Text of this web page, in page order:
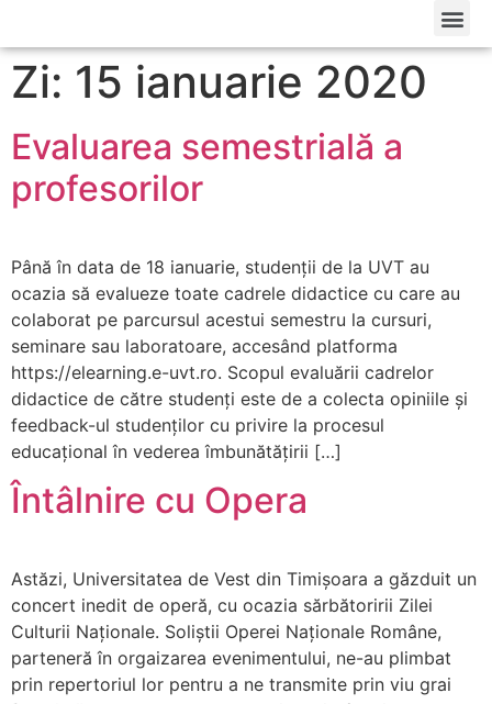
Zi: 15 ianuarie 2020
Evaluarea semestrială a
profesorilor
Până în data de 18 ianuarie, studenții de la UVT au
ocazia să evalueze toate cadrele didactice cu care au
colaborat pe parcursul acestui semestru la cursuri,
seminare sau laboratoare, accesând platforma
https://elearning.e-uvt.ro. Scopul evaluării cadrelor
didactice de către studenți este de a colecta opiniile și
feedback-ul studenților cu privire la procesul
educațional în vederea îmbunătățirii […]
Întâlnire cu Opera
Astăzi, Universitatea de Vest din Timișoara a găzduit un
concert inedit de operă, cu ocazia sărbătoririi Zilei
Culturii Naționale. Soliștii Operei Naționale Române,
parteneră în orgaizarea evenimentului, ne-au plimbat
prin repertoriul lor pentru a ne transmite prin viu grai